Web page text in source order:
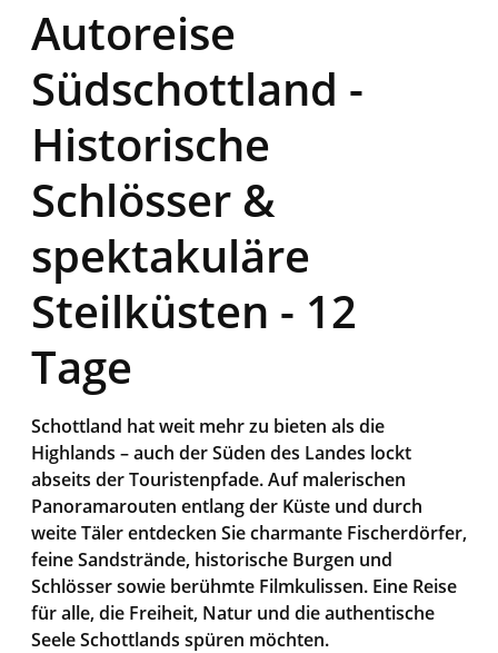
Autoreise
Südschottland -
Historische
Schlösser &
spektakuläre
Steilküsten - 12
Tage
Schottland hat weit mehr zu bieten als die
Highlands – auch der Süden des Landes lockt
abseits der Touristenpfade. Auf malerischen
Panoramarouten entlang der Küste und durch
weite Täler entdecken Sie charmante Fischerdörfer,
feine Sandstrände, historische Burgen und
Schlösser sowie berühmte Filmkulissen. Eine Reise
für alle, die Freiheit, Natur und die authentische
Seele Schottlands spüren möchten.